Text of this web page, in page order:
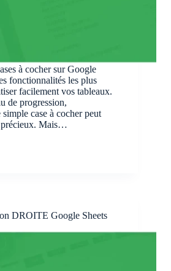
à cocher sur Google
fonctionnalités les plus
facilement vos tableaux.
de progression,
case à cocher peut
précieux. Mais…
DROITE Google Sheets